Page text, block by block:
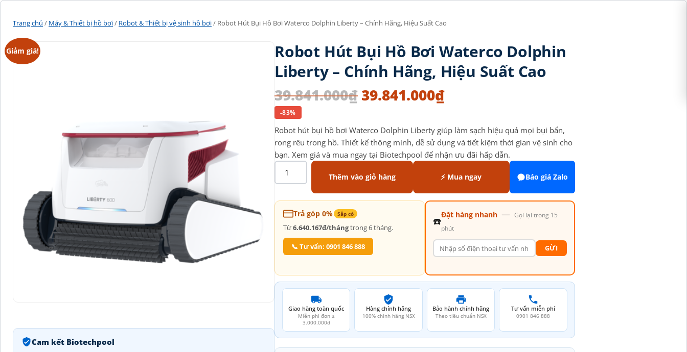
Trang chủ / Máy & Thiết bị hồ bơi/ Robot & Thiết bị vệ sinh hồ bơi/ Robot Hút Bụi Hồ Bơi Waterco Dolphin Liberty – Chính Hãng, Hiệu Suất Cao
Giảm giá!
Cam kết Biotechpool
Robot Hút Bụi Hồ Bơi Waterco Dolphin
Liberty – Chính Hãng, Hiệu Suất Cao
39.841.000₫ 39.841.000₫
-83%
Robot hút bụi hồ bơi Waterco Dolphin Liberty giúp làm sạch hiệu quả mọi bụi bẩn,
rong rêu trong hồ. Thiết kế thông minh, dễ sử dụng và tiết kiệm thời gian vệ sinh cho
bạn. Xem giá và mua ngay tại Biotechpool để nhận ưu đãi hấp dẫn.
Thêm vào giỏ hàng ⚡ Mua ngay Báo giá Zalo
Trả góp 0% Sắp có
Từ6.640.167đ/thángtrong 6 tháng.
📞 Tư vấn: 0901 846 888
☎️
Đặt hàng nhanh — Gọi lại trong 15
phút
GỪI
Giao hàng toàn quốc
Miễn phí đơn ≥
3.000.000đ
Hàng chính hãng
100% chính hãng NSX
Bảo hành chính hãng
Theo tiêu chuẩn NSX
Tư vấn miễn phí
0901 846 888